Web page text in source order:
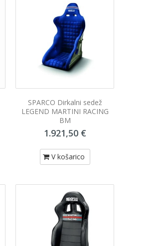
SPARCO Dirkalni sedež
LEGEND MARTINI RACING
BM
1.921,50 €
V košarico
Pina colada 118mL
V košarico